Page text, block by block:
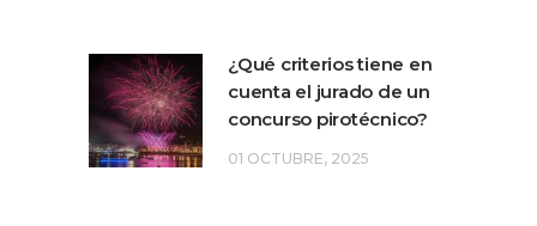
¿Qué criterios tiene en
cuenta el jurado de un
concurso pirotécnico?
01 OCTUBRE, 2025